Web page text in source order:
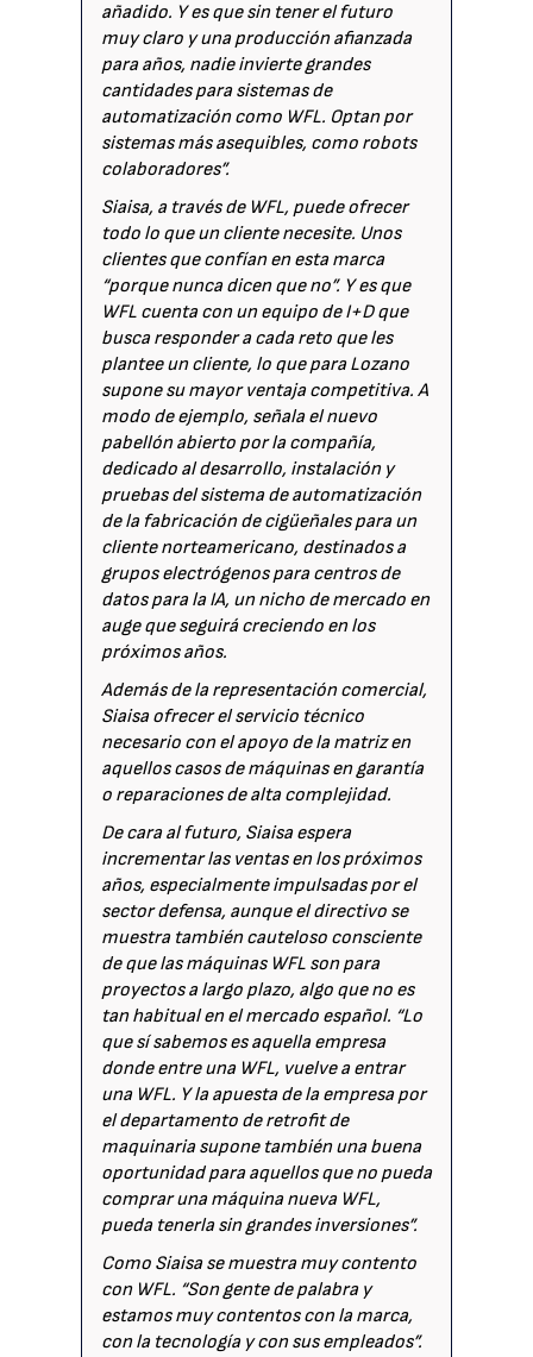
añadido. Y es que sin tener el futuro
muy claro y una producción afianzada
para años, nadie invierte grandes
cantidades para sistemas de
automatización como WFL. Optan por
sistemas más asequibles, como robots
colaboradores”.
Siaisa, a través de WFL, puede ofrecer
todo lo que un cliente necesite. Unos
clientes que confían en esta marca
“porque nunca dicen que no”. Y es que
WFL cuenta con un equipo de I+D que
busca responder a cada reto que les
plantee un cliente, lo que para Lozano
supone su mayor ventaja competitiva. A
modo de ejemplo, señala el nuevo
pabellón abierto por la compañía,
dedicado al desarrollo, instalación y
pruebas del sistema de automatización
de la fabricación de cigüeñales para un
cliente norteamericano, destinados a
grupos electrógenos para centros de
datos para la IA, un nicho de mercado en
auge que seguirá creciendo en los
próximos años.
Además de la representación comercial,
Siaisa ofrecer el servicio técnico
necesario con el apoyo de la matriz en
aquellos casos de máquinas en garantía
o reparaciones de alta complejidad.
De cara al futuro, Siaisa espera
incrementar las ventas en los próximos
años, especialmente impulsadas por el
sector defensa, aunque el directivo se
muestra también cauteloso consciente
de que las máquinas WFL son para
proyectos a largo plazo, algo que no es
tan habitual en el mercado español. “Lo
que sí sabemos es aquella empresa
donde entre una WFL, vuelve a entrar
una WFL. Y la apuesta de la empresa por
el departamento de retrofit de
maquinaria supone también una buena
oportunidad para aquellos que no pueda
comprar una máquina nueva WFL,
pueda tenerla sin grandes inversiones”.
Como Siaisa se muestra muy contento
con WFL. “Son gente de palabra y
estamos muy contentos con la marca,
con la tecnología y con sus empleados”.